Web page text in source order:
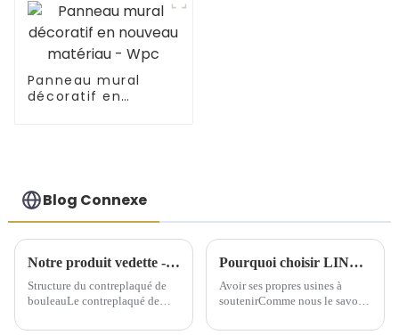
Panneau mural
décoratif en
Blog Connexe
Notre produit vedette - Contreplaqué de bouleau
Structure du contreplaqué de
bouleauLe contreplaqué de
plusieurs couches de placage
Pourquoi choisir LINYI JIUHENG comme partenaire ?
Avoir ses propres usines à
soutenirComme nous le savons
commerce extérieur, les